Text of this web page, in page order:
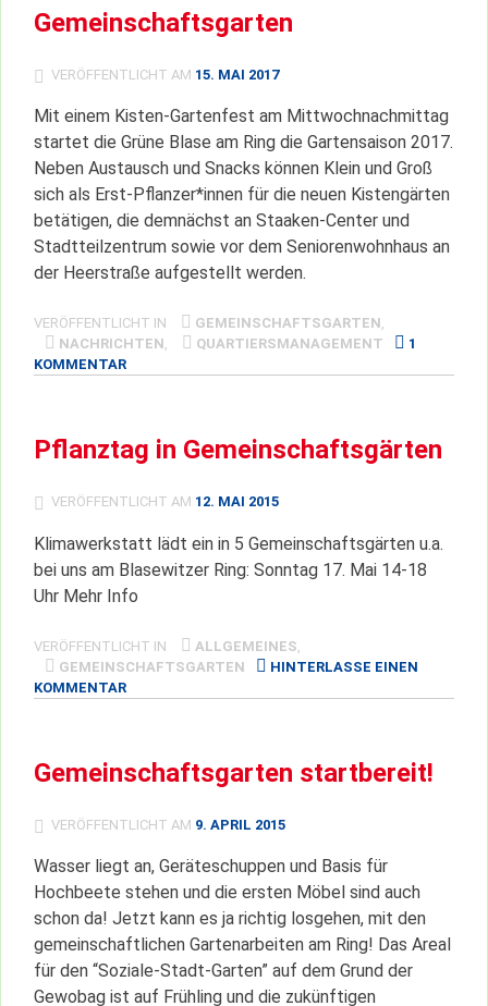
Gemeinschaftsgarten
VERÖFFENTLICHT AM 15. MAI 2017
Mit einem Kisten-Gartenfest am Mittwochnachmittag
startet die Grüne Blase am Ring die Gartensaison 2017.
Neben Austausch und Snacks können Klein und Groß
sich als Erst-Pflanzer*innen für die neuen Kistengärten
betätigen, die demnächst an Staaken-Center und
Stadtteilzentrum sowie vor dem Seniorenwohnhaus an
der Heerstraße aufgestellt werden.
VERÖFFENTLICHT IN GEMEINSCHAFTSGARTEN,
NACHRICHTEN, QUARTIERSMANAGEMENT
1
KOMMENTARZU
Pflanztag in Gemeinschaftsgärten
VERÖFFENTLICHT AM 12. MAI 2015
Klimawerkstatt lädt ein in 5 Gemeinschaftsgärten u.a.
bei uns am Blasewitzer Ring: Sonntag 17. Mai 14-18
Uhr Mehr Info
VERÖFFENTLICHT IN ALLGEMEINES
GEMEINSCHAFTSGARTEN
HINTERLASSE EINEN
KOMMENTARZU
Gemeinschaftsgarten startbereit!
VERÖFFENTLICHT AM 9. APRIL 2015
Wasser liegt an, Geräteschuppen und Basis für
Hochbeete stehen und die ersten Möbel sind auch
schon da! Jetzt kann es ja richtig losgehen, mit den
gemeinschaftlichen Gartenarbeiten am Ring! Das Areal
für den “Soziale-Stadt-Garten” auf dem Grund der
Gewobag ist auf Frühling und die zukünftigen